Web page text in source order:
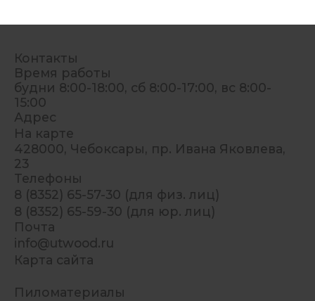
Контакты
Время работы
будни 8:00-18:00, сб 8:00-17:00, вс 8:00-
15:00
Адрес
На карте
428000, Чебоксары, пр. Ивана Яковлева,
23
Телефоны
8 (8352) 65-57-30 (для физ. лиц)
8 (8352) 65-59-30 (для юр. лиц)
Почта
info@utwood.ru
Карта сайта
Пиломатериалы